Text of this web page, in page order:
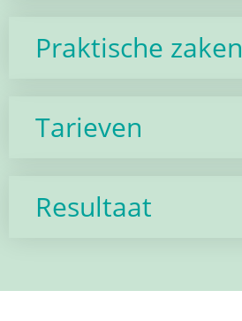
Praktische zaken
Tarieven
Resultaat